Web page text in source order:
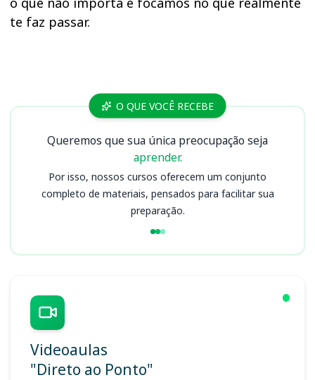
te faz passar.
Cursos O QUE VOCÊ RECEBE
Queremos que sua única preocupação seja
aprender.
Por isso, nossos cursos oferecem um conjunto
completo de materiais, pensados para facilitar sua
preparação.
Videoaulas
"Direto ao Ponto"